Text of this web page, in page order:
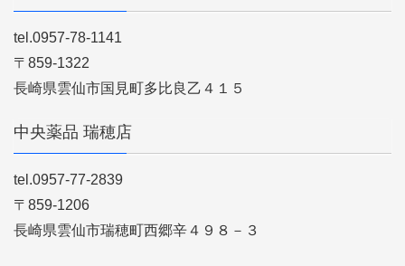
tel.0957-78-1141
〒859-1322
長崎県雲仙市国見町多比良乙４１５
中央薬品 瑞穂店
tel.0957-77-2839
〒859-1206
長崎県雲仙市瑞穂町西郷辛４９８－３